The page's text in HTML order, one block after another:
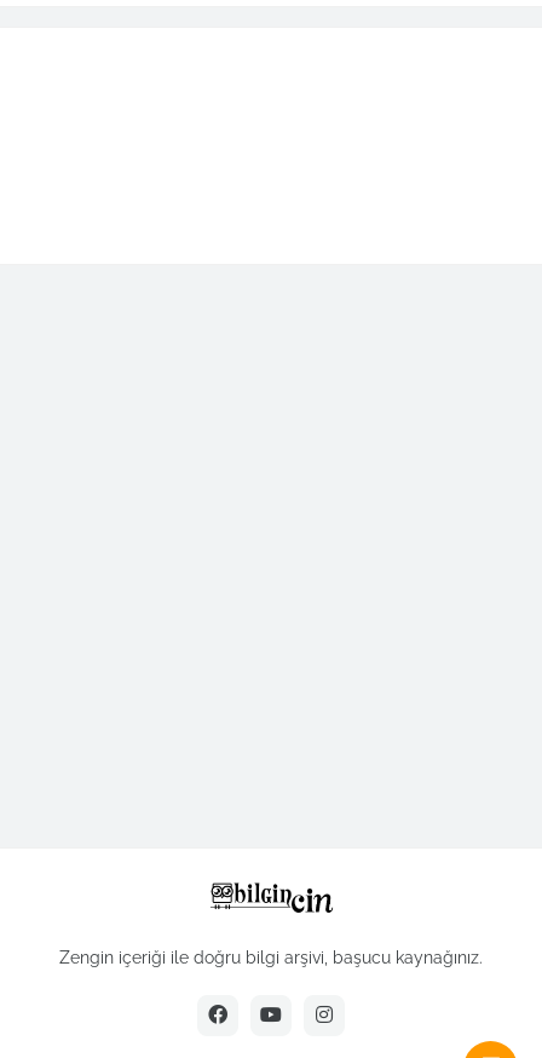
Zengin içeriği ile doğru bilgi arşivi, başucu kaynağınız.